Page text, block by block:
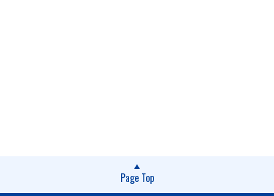
Page Top